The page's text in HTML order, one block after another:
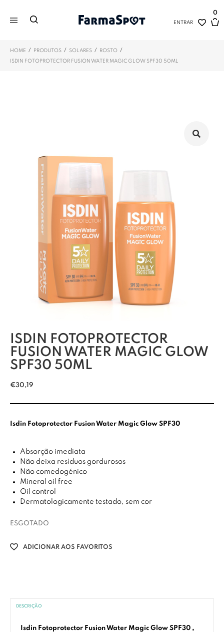
ENTRAR
0
HOME / PRODUTOS / SOLARES / ROSTO /
ISDIN FOTOPROTECTOR FUSION WATER MAGIC GLOW SPF30 50ML
ISDIN FOTOPROTECTOR
FUSION WATER MAGIC GLOW
SPF30 50ML
€30,19
Isdin Fotoprotector Fusion Water Magic Glow SPF30
Absorção imediata
Não deixa resíduos gordurosos
Não comedogénico
Mineral oil free
Oil control
Dermatologicamente testado, sem cor
ESGOTADO
ADICIONAR AOS FAVORITOS
DESCRIÇÃO
Isdin Fotoprotector Fusion Water Magic Glow SPF30 ,